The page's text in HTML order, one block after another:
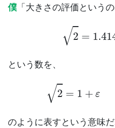
僕 「大きさの評価という
(2
という数を、
のように表すという意味だ